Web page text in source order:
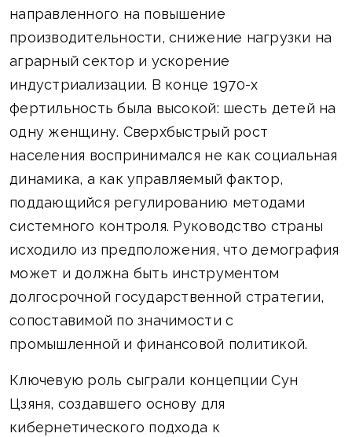
направленного на повышение
производительности, снижение нагрузки на
аграрный сектор и ускорение
индустриализации. В конце 1970-х
фертильность была высокой: шесть детей на
одну женщину. Сверхбыстрый рост
населения воспринимался не как социальная
динамика, а как управляемый фактор,
поддающийся регулированию методами
системного контроля. Руководство страны
исходило из предположения, что демография
может и должна быть инструментом
долгосрочной государственной стратегии,
сопоставимой по значимости с
промышленной и финансовой политикой.
Ключевую роль сыграли концепции Сун
Цзяня, создавшего основу для
кибернетического подхода к